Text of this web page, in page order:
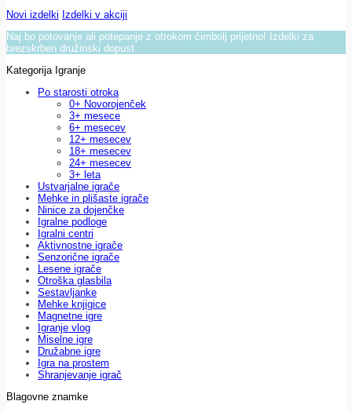
Novi izdelki Izdelki v akciji
Naj bo potovanje ali potepanje z otrokom čimbolj prijetno! Izdelki za
brezskrben družinski dopust.
Kategorija Igranje
Po starosti otroka
0+ Novorojenček
3+ mesece
6+ mesecev
12+ mesecev
18+ mesecev
24+ mesecev
3+ leta
Ustvarjalne igrače
Mehke in plišaste igrače
Ninice za dojenčke
Igralne podloge
Igralni centri
Aktivnostne igrače
Senzorične igrače
Lesene igrače
Otroška glasbila
Sestavljanke
Mehke knjigice
Magnetne igre
Igranje vlog
Miselne igre
Družabne igre
Igra na prostem
Shranjevanje igrač
Blagovne znamke